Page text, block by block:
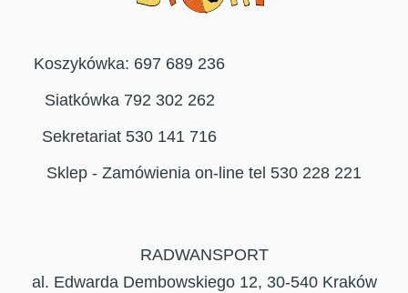
Koszykówka: 697 689 236
Siatkówka 792 302 262
Sekretariat 530 141 716
Sklep - Zamówienia on-line tel 530 228 221
RADWANSPORT
al. Edwarda Dembowskiego 12, 30-540 Kraków